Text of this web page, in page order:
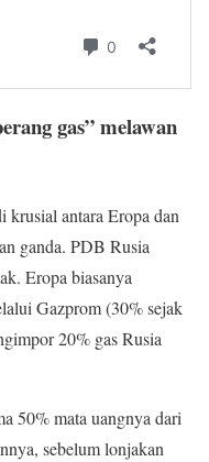
gas” melawan
krusial antara Eropa dan
ganda. PDB Rusia
Eropa biasanya
Gazprom (30% sejak
20% gas Rusia
50% mata uangnya dari
sebelum lonjakan